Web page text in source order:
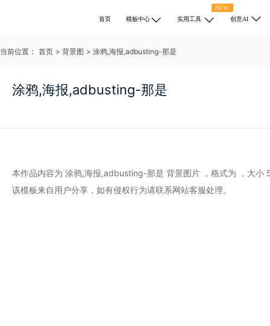
首页 模板中心
NEW
实用工具
创意AI
当前位置： 首页 > 背景图 > 涂鸦,海报,adbusting-那是
涂鸦,海报,adbusting-那是
本作品内容为 涂鸦,海报,adbusting-那是 背景图片 ，格式为
，大
该模板来自用户分享，如有侵权行为请联系网站客服处理。